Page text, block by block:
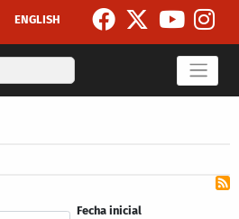
ENGLISH
Search
Fecha inicial